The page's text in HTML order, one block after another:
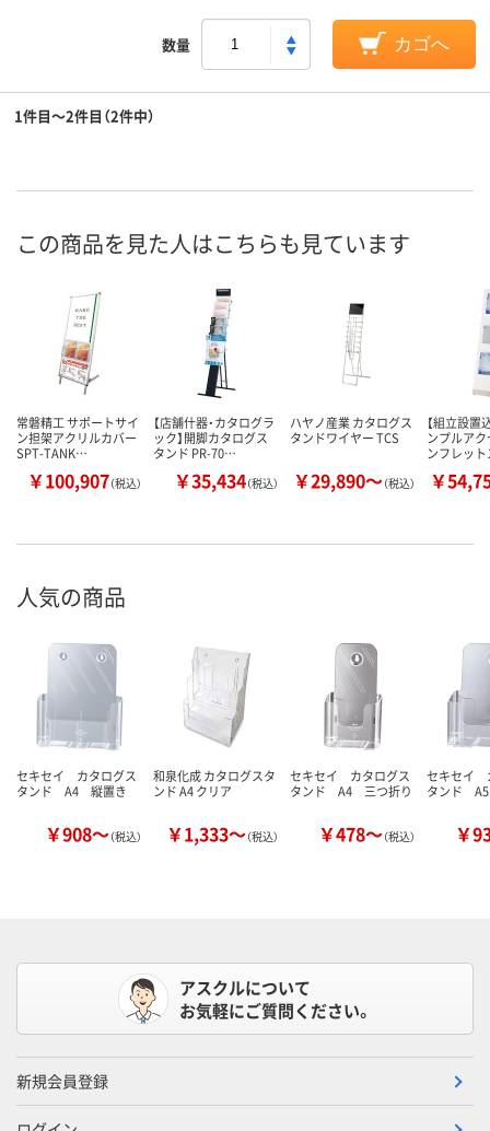
数量 カゴへ
1件目～2件目（2件中）
この商品を見た人はこちらも見ています
常磐精工 サポートサイ
ン担架アクリルカバー
SPT-TANK…
￥100,907（税込）
【店舗什器・カタログラ
ック】開脚カタログス
タンド PR-70…
￥35,434（税込）
ハヤノ産業 カタログス
タンドワイヤー TCS
￥29,890～（税込）
【組立設置
ンプルア
ンフレッ
￥
人気の商品
セキセイ カタログス
タンド A4 縦置き
￥908～（税込）
和泉化成 カタログスタ
ンド A4 クリア
￥1,333～（税込）
セキセイ カタログス
タンド A4 三つ折り
￥478～（税込）
セキセイ
タンド
￥
アスクルについて
お気軽にご質問ください。
新規会員登録